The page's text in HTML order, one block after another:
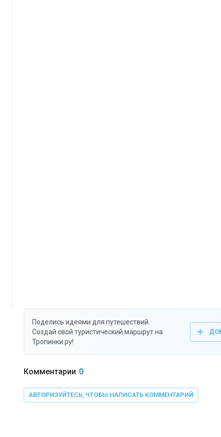
Поделись идеями для путешествий.
Создай свой туристический маршрут на
Тропинки.ру!
Комментарии 0
АВТОРИЗУЙТЕСЬ, ЧТОБЫ НАПИСАТЬ КОММЕНТАРИЙ